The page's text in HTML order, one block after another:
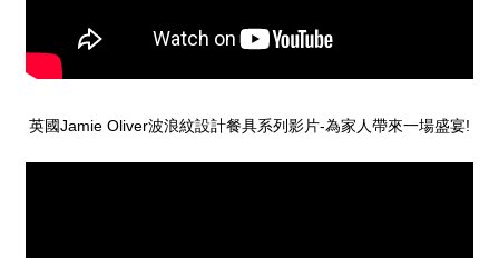
英國Jamie Oliver波浪紋設計餐具系列影片-為家人帶來一場盛宴!